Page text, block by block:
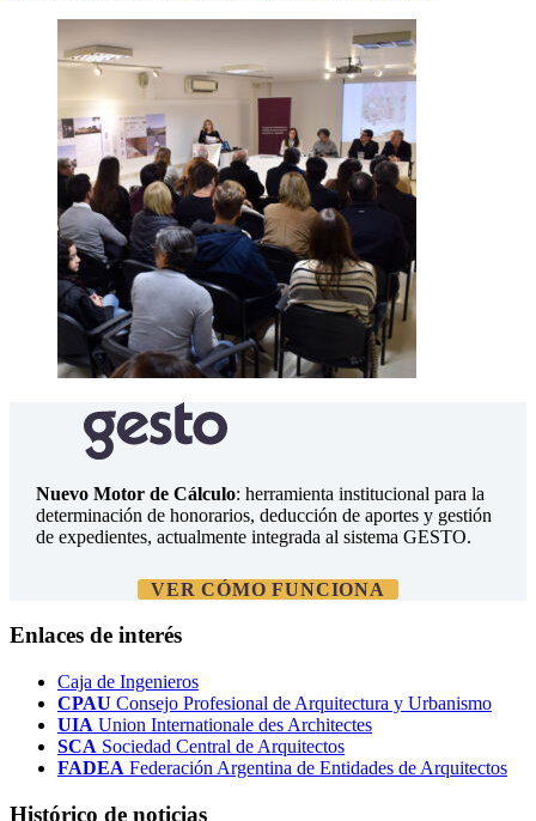
Nuevo Motor de Cálculo: herramienta institucional para la
determinación de honorarios, deducción de aportes y gestión
de expedientes, actualmente integrada al sistema GESTO.
VER CÓMO FUNCIONA
Enlaces de interés
Caja de Ingenieros
CPAU Consejo Profesional de Arquitectura y Urbanismo
UIA Union Internationale des Architectes
SCA Sociedad Central de Arquitectos
FADEA Federación Argentina de Entidades de Arquitectos
Histórico de noticias